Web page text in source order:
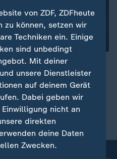
Fans den 35. Gewinn
auf dem
mit 122 Toren in dieser
aufgestellt.
von ZDF, ZDFheute
zu können, setzen wir
Techniken ein. Einige
sind unbedingt
Mit deiner
unsere Dienstleister
auf deinem Gerät
Dabei geben wir
nicht an
direkten
deine Daten
Zwecken.